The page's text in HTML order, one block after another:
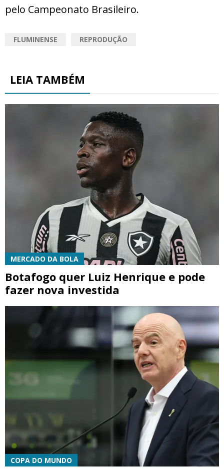
pelo Campeonato Brasileiro.
FLUMINENSE REPRODUÇÃO
LEIA TAMBÉM
MERCADO DA BOLA
Botafogo quer Luiz Henrique e pode
fazer nova investida
COPA DO MUNDO